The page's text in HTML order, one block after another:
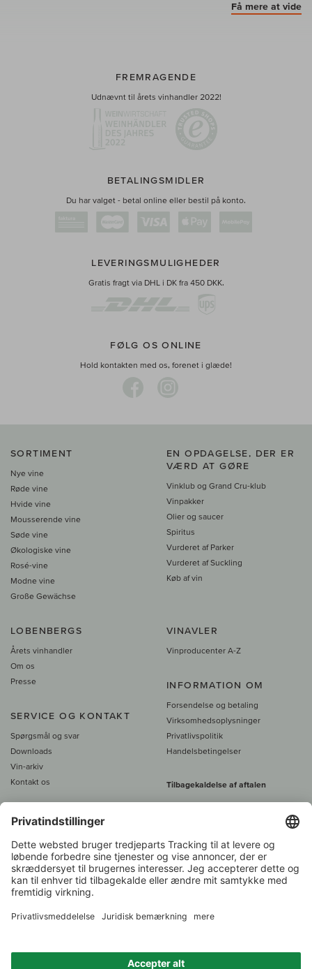
Få mere at vide
FREMRAGENDE
Udnævnt til årets vinhandler 2022!
BETALINGSMIDLER
Du har valget - betal online eller bestil på konto.
LEVERINGSMULIGHEDER
Gratis fragt via DHL i DK fra 450 DKK.
FØLG OS ONLINE
Hold kontakten med os, forenet i glæde!
SORTIMENT
Nye vine
Røde vine
Hvide vine
Mousserende vine
Søde vine
Økologiske vine
Rosé-vine
Modne vine
Große Gewächse
EN OPDAGELSE, DER ER
VÆRD AT GØRE
Vinklub og Grand Cru-klub
Vinpakker
Olier og saucer
Spiritus
Vurderet af Parker
Vurderet af Suckling
Køb af vin
LOBENBERGS
Årets vinhandler
Om os
Presse
SERVICE OG KONTAKT
Spørgsmål og svar
Downloads
Vin-arkiv
Kontakt os
VINAVLER
Vinproducenter A-Z
INFORMATION OM
Forsendelse og betaling
Virksomhedsoplysninger
Privatlivspolitik
Handelsbetingelser
Tilbagekaldelse af aftalen
Alle priser er inkl. moms, plus 39
450 DKK gratis fragt
Kundeservice:
1.000 vinavlere –
Vinhandler